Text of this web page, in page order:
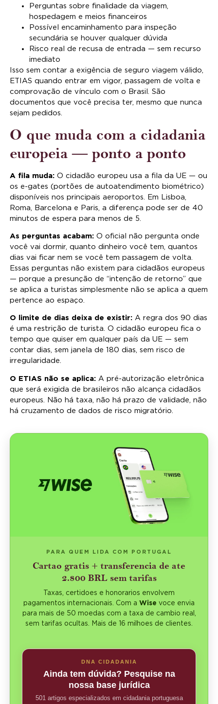
Perguntas sobre finalidade da viagem,
hospedagem e meios financeiros
Possível encaminhamento para inspeção
secundária se houver qualquer dúvida
Risco real de recusa de entrada — sem recurso
imediato
Isso sem contar a exigência de seguro viagem válido,
ETIAS quando entrar em vigor, passagem de volta e
comprovação de vínculo com o Brasil. São
documentos que você precisa ter, mesmo que nunca
sejam pedidos.
O que muda com a cidadania
europeia — ponto a ponto
A fila muda: O cidadão europeu usa a fila da UE — ou
os e-gates (portões de autoatendimento biométrico)
disponíveis nos principais aeroportos. Em Lisboa,
Roma, Barcelona e Paris, a diferença pode ser de 40
minutos de espera para menos de 5.
As perguntas acabam: O oficial não pergunta onde
você vai dormir, quanto dinheiro você tem, quantos
dias vai ficar nem se você tem passagem de volta.
Essas perguntas não existem para cidadãos europeus
— porque a presunção de “intenção de retorno” que
se aplica a turistas simplesmente não se aplica a quem
pertence ao espaço.
O limite de dias deixa de existir: A regra dos 90 dias
é uma restrição de turista. O cidadão europeu fica o
tempo que quiser em qualquer país da UE — sem
contar dias, sem janela de 180 dias, sem risco de
irregularidade.
O ETIAS não se aplica: A pré-autorização eletrônica
que será exigida de brasileiros não alcança cidadãos
europeus. Não há taxa, não há prazo de validade, não
há cruzamento de dados de risco migratório.
PARA QUEM LIDA COM PORTUGAL
Cartao gratis + transferencia de ate
2.800 BRL sem tarifas
Taxas, certidoes e honorarios envolvem
pagamentos internacionais. Com a Wise voce envia
para mais de 50 moedas com a taxa de cambio real,
sem tarifas ocultas. Mais de 16 milhoes de clientes.
DNA CIDADANIA
Ainda tem dúvida? Pesquise na
nossa base jurídica
501 artigos especializados em cidadania portuguesa